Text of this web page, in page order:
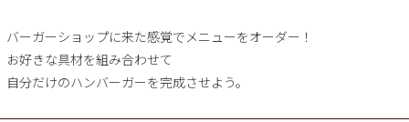
バーガーショップに来た感覚でメニューをオーダー！
お好きな具材を組み合わせて
自分だけのハンバーガーを完成させよう。